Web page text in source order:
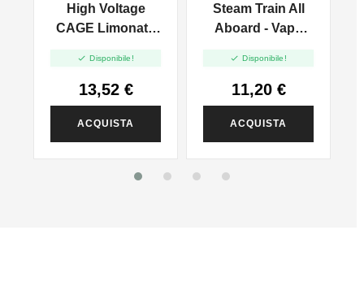
High Voltage
CAGE Limonata
Shot 20ml
 Disponibile!
13,52 €
ACQUISTA
Steam Train All
Aboard - Vape
 Disponibile!
11,20 €
ACQUISTA